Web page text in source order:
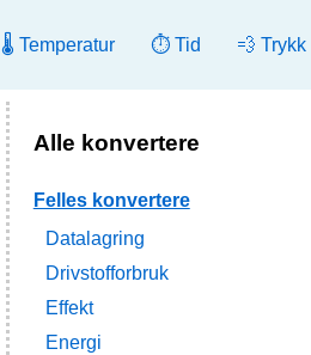
🌡️ Temperatur ⏱️ Tid 💨 Trykk
Alle konvertere
Felles konvertere
Datalagring
Drivstofforbruk
Effekt
Energi